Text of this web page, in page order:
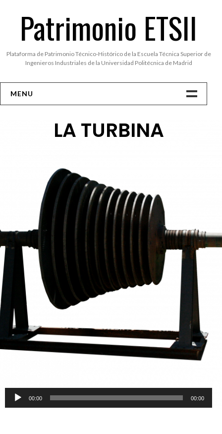
Patrimonio ETSII
Plataforma de Patrimonio Técnico-Histórico de la Escuela Técnica Superior de
Ingenieros Industriales de la Universidad Politécnica de Madrid
MENU
Museo ETSII
Entrevistas
La Baraja ETSII
Catálogo
¿Quiénes Somos?
Contacto
LA TURBINA
Reproductor
00:00 00:00